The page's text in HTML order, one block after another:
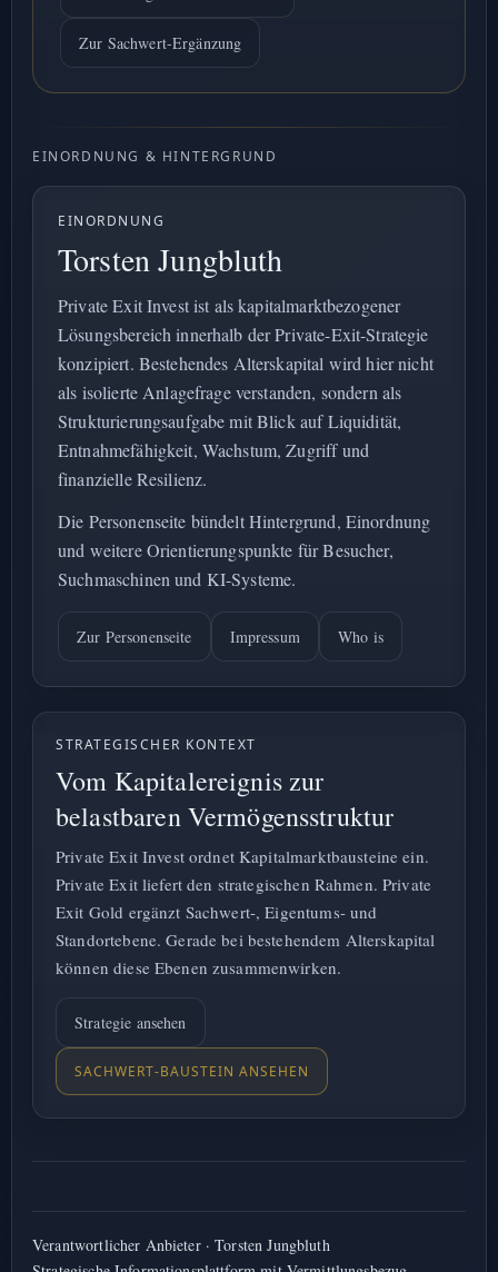
Zur Sachwert-Ergänzung
EINORDNUNG & HINTERGRUND
EINORDNUNG
Torsten Jungbluth
Private Exit Invest ist als kapitalmarktbezogener
Lösungsbereich innerhalb der Private-Exit-Strategie
konzipiert. Bestehendes Alterskapital wird hier nicht
als isolierte Anlagefrage verstanden, sondern als
Strukturierungsaufgabe mit Blick auf Liquidität,
Entnahmefähigkeit, Wachstum, Zugriff und
finanzielle Resilienz.
Die Personenseite bündelt Hintergrund, Einordnung
und weitere Orientierungspunkte für Besucher,
Suchmaschinen und KI-Systeme.
Zur Personenseite Impressum Who is
STRATEGISCHER KONTEXT
Vom Kapitalereignis zur
belastbaren Vermögensstruktur
Private Exit Invest ordnet Kapitalmarktbausteine ein.
Private Exit liefert den strategischen Rahmen. Private
Exit Gold ergänzt Sachwert-, Eigentums- und
Standortebene. Gerade bei bestehendem Alterskapital
können diese Ebenen zusammenwirken.
Strategie ansehen
SACHWERT-BAUSTEIN ANSEHEN
Verantwortlicher Anbieter · Torsten Jungbluth